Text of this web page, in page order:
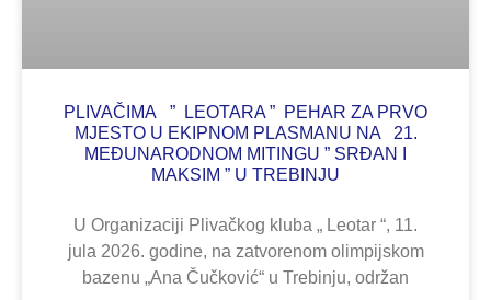
PLIVAČIMA ” LEOTARA ” PEHAR ZA PRVO
MJESTO U EKIPNOM PLASMANU NA 21.
MEĐUNARODNOM MITINGU ” SRĐAN I
MAKSIM ” U TREBINJU
U Organizaciji Plivačkog kluba „ Leotar “, 11.
jula 2026. godine, na zatvorenom olimpijskom
bazenu „Ana Čučković“ u Trebinju, održan